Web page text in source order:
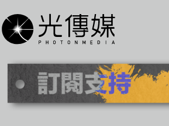
至
主
內